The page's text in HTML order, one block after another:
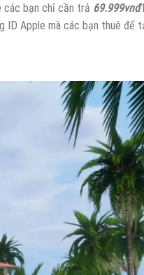
các bạn chỉ cần trả 69.999vnđ
ID Apple mà các bạn thuê để